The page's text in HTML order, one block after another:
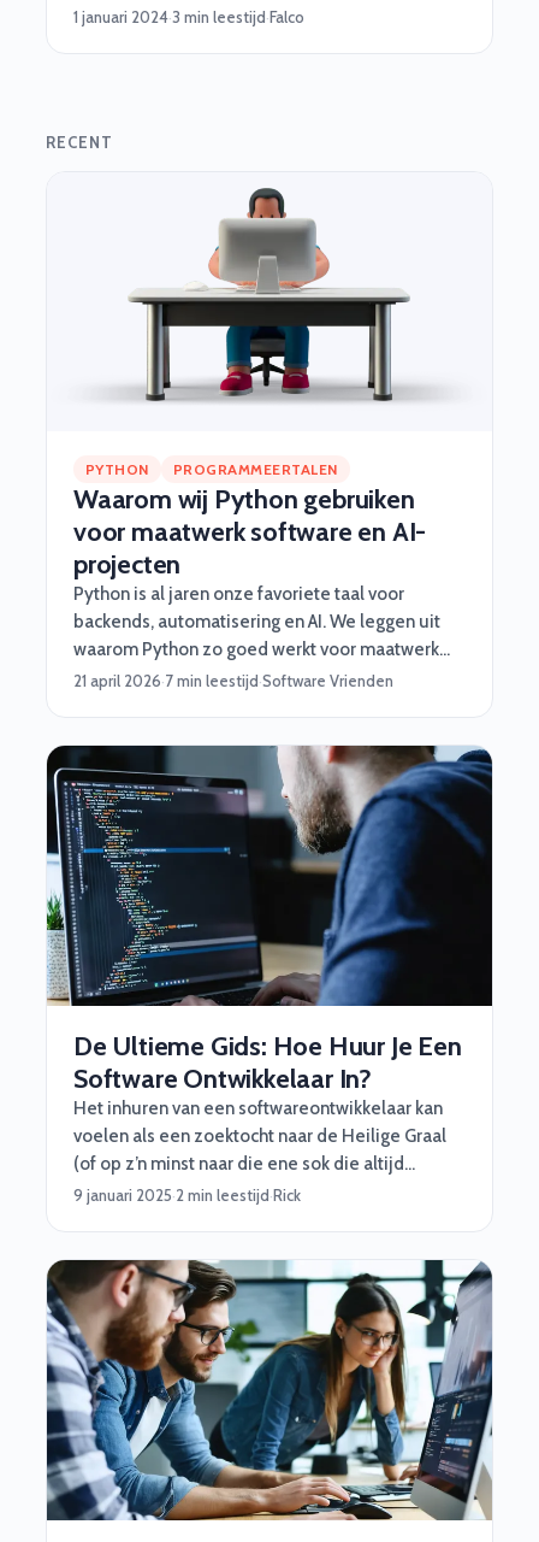
die laconiek doet over security.
1 januari 2024·3 min leestijd·Falco
RECENT
PYTHON PROGRAMMEERTALEN
Waarom wij Python gebruiken
voor maatwerk software en AI-
projecten
Python is al jaren onze favoriete taal voor
backends, automatisering en AI. We leggen uit
waarom Python zo goed werkt voor maatwerk
software, en wanneer je beter iets anders kiest.
21 april 2026·7 min leestijd·Software Vrienden
De Ultieme Gids: Hoe Huur Je Een
Software Ontwikkelaar In?
Het inhuren van een softwareontwikkelaar kan
voelen als een zoektocht naar de Heilige Graal
(of op z’n minst naar die ene sok die altijd
verdwijnt in de was). Maar maak je geen zorgen,
inzichten en een beetje octopus-magic :)
9 januari 2025·2 min leestijd·Rick